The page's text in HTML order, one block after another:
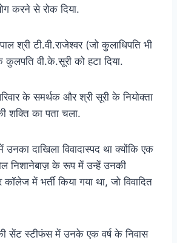
करने से रोक दिया.
श्री टी.वी.राजेश्वर (जो कुलाधिपति भी
कुलपति वी.के.सूरी को हटा दिया.
के समर्थक और श्री सूरी के नियोक्ता
शक्ति का पता चला.
दाखिला विवादास्पद था क्योंकि एक
निशानेबाज़ के रूप में उन्हें उनकी
में भर्ती किया गया था, जो विवादित
सेंट स्टीफंस में उनके एक वर्ष के निवास